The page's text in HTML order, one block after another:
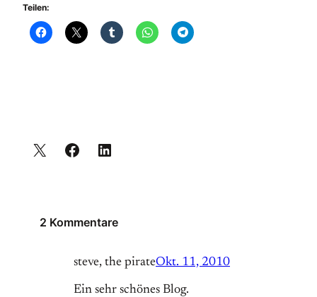
Teilen:
2 Kommentare
steve, the pirateOkt. 11, 2010
Ein sehr schönes Blog.